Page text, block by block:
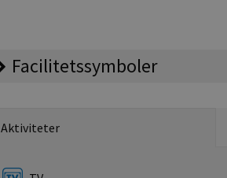
Facilitetssymboler
Aktiviteter